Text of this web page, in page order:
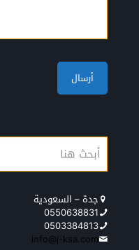
جدة – السعودية
0550638831
0503384813
info@j-ksa.com